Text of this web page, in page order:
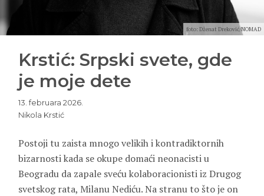
foto: Dženat Dreković/NOMAD
Krstić: Srpski svete, gde
je moje dete
13. februara 2026.
Nikola Krstić
Postoji tu zaista mnogo velikih i kontradiktornih
bizarnosti kada se okupe domaći neonacisti u
Beogradu da zapale sveću kolaboracionisti iz Drugog
svetskog rata, Milanu Nediću. Na stranu to što je on